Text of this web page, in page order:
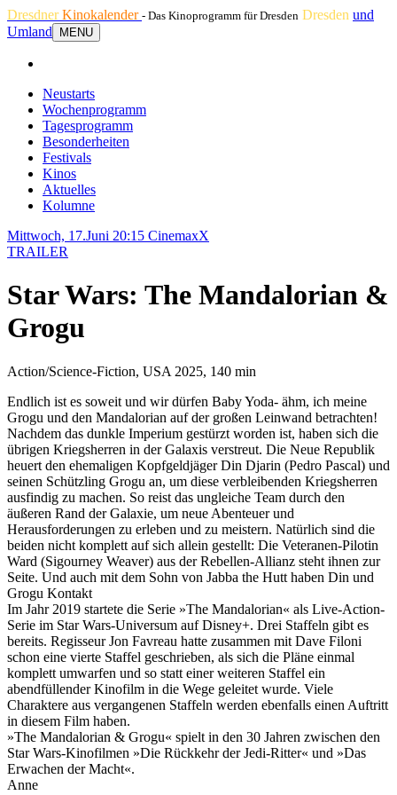
DresdnerKinokalender - Das Kinoprogramm für Dresden Dresden und
Umland
MENU
Neustarts
Wochenprogramm
Tagesprogramm
Besonderheiten
Festivals
Kinos
Aktuelles
Kolumne
Mittwoch, 17.Juni 20:15 CinemaxX
TRAILER
Star Wars: The Mandalorian &
Grogu
Action/Science-Fiction, USA 2025, 140 min
Endlich ist es soweit und wir dürfen Baby Yoda- ähm, ich meine
Grogu und den Mandalorian auf der großen Leinwand betrachten!
Nachdem das dunkle Imperium gestürzt worden ist, haben sich die
übrigen Kriegsherren in der Galaxis verstreut. Die Neue Republik
heuert den ehemaligen Kopfgeldjäger Din Djarin (Pedro Pascal) und
seinen Schützling Grogu an, um diese verbleibenden Kriegsherren
ausfindig zu machen. So reist das ungleiche Team durch den
äußeren Rand der Galaxie, um neue Abenteuer und
Herausforderungen zu erleben und zu meistern. Natürlich sind die
beiden nicht komplett auf sich allein gestellt: Die Veteranen-Pilotin
Ward (Sigourney Weaver) aus der Rebellen-Allianz steht ihnen zur
Seite. Und auch mit dem Sohn von Jabba the Hutt haben Din und
Grogu Kontakt
Im Jahr 2019 startete die Serie »The Mandalorian« als Live-Action-
Serie im Star Wars-Universum auf Disney+. Drei Staffeln gibt es
bereits. Regisseur Jon Favreau hatte zusammen mit Dave Filoni
schon eine vierte Staffel geschrieben, als sich die Pläne einmal
komplett umwarfen und so statt einer weiteren Staffel ein
abendfüllender Kinofilm in die Wege geleitet wurde. Viele
Charaktere aus vergangenen Staffeln werden ebenfalls einen Auftritt
in diesem Film haben.
»The Mandalorian & Grogu« spielt in den 30 Jahren zwischen den
Star Wars-Kinofilmen »Die Rückkehr der Jedi-Ritter« und »Das
Erwachen der Macht«.
Anne